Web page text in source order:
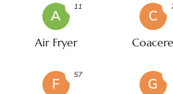
A
Air Fryer
11
C
Coacere
F
57
G